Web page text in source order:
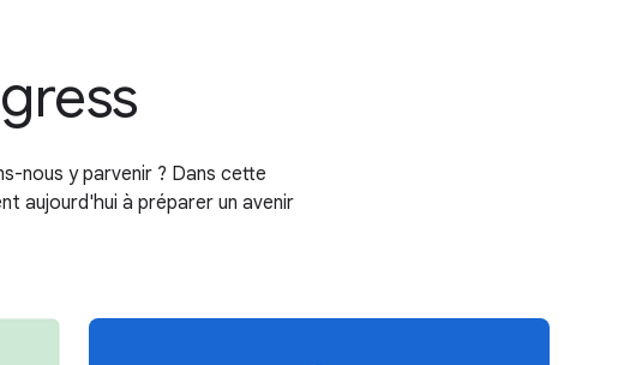
nous y parvenir ? Dans cette
aujourd'hui à préparer un avenir